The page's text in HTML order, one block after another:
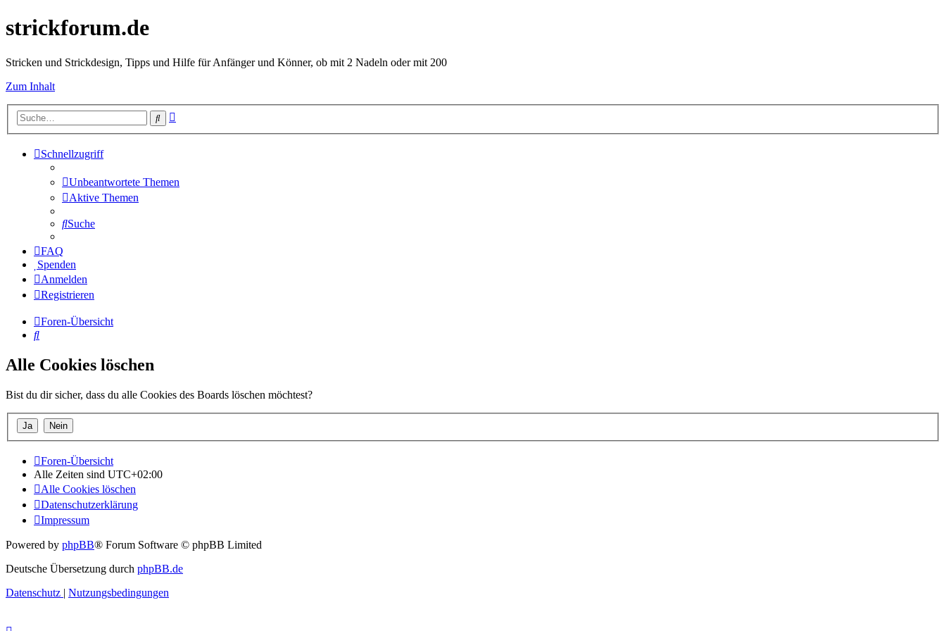
strickforum.de
Stricken und Strickdesign, Tipps und Hilfe für Anfänger und Könner, ob mit 2 Nadeln oder mit 200
Zum Inhalt
Suche
Schnellzugriff
Unbeantwortete Themen
Aktive Themen
Suche
FAQ
Spenden
Anmelden
Registrieren
Foren-Übersicht
Suche
Alle Cookies löschen
Bist du dir sicher, dass du alle Cookies des Boards löschen möchtest?
Foren-Übersicht
Alle Zeiten sind UTC+02:00
Alle Cookies löschen
Datenschutzerklärung
Impressum
Powered by phpBB® Forum Software © phpBB Limited
Deutsche Übersetzung durch phpBB.de
Datenschutz | Nutzungsbedingungen